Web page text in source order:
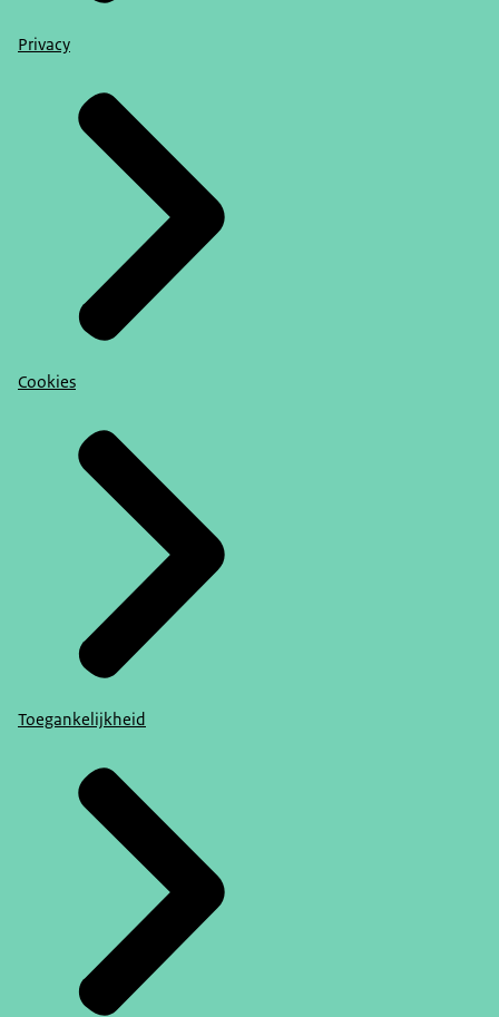
Privacy
Cookies
Toegankelijkheid